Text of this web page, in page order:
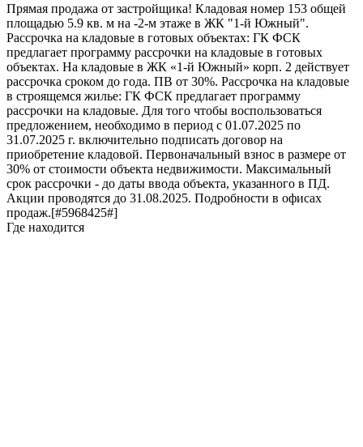
Прямая продажа от застройщика! Кладовая номер 153 общей
площадью 5.9 кв. м на -2-м этаже в ЖК "1-й Южный".
Рассрочка на кладовые в готовых объектах: ГК ФСК
предлагает программу рассрочки на кладовые в готовых
объектах. На кладовые в ЖК «1-й Южный» корп. 2 действует
рассрочка сроком до года. ПВ от 30%. Рассрочка на кладовые
в строящемся жилье: ГК ФСК предлагает программу
рассрочки на кладовые. Для того чтобы воспользоваться
предложением, необходимо в период с 01.07.2025 по
31.07.2025 г. включительно подписать договор на
приобретение кладовой. Первоначальный взнос в размере от
30% от стоимости объекта недвижимости. Максимальный
срок рассрочки - до даты ввода объекта, указанного в ПД.
Акции проводятся до 31.08.2025. Подробности в офисах
продаж.[#5968425#]
Где находится